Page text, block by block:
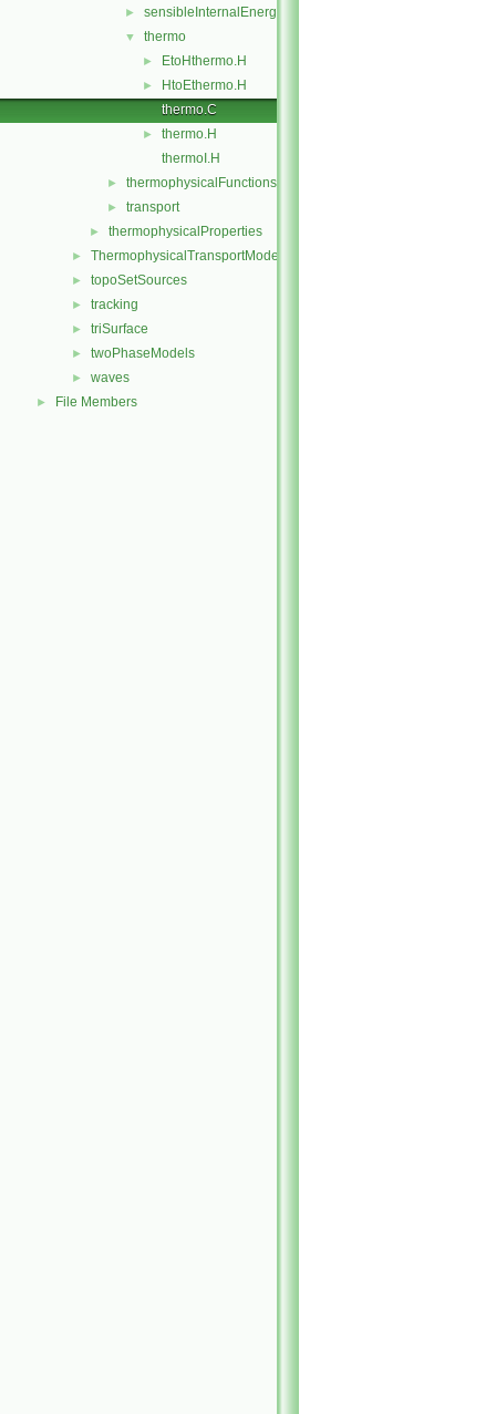
► sensibleInternalEnergy
▼ thermo
► EtoHthermo.H
►
HtoEthermo.H
thermo.C
►
thermo.H
thermoI.H
► thermophysicalFunctions
► transport
► thermophysicalProperties
► ThermophysicalTransportModels
► topoSetSources
► tracking
► triSurface
► twoPhaseModels
► waves
► File Members